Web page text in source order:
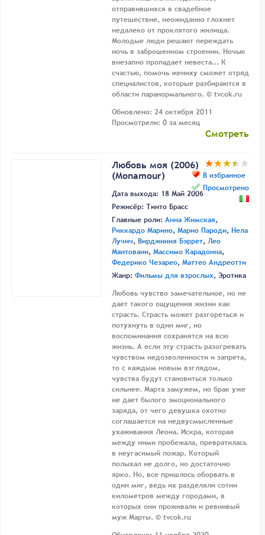
отправившихся в свадебное
путешествие, неожиданно глохнет
недалеко от проклятого жилища.
Молодые люди решают переждать
ночь в заброшенном строении. Ночью
внезапно пропадает невеста... К
счастью, помочь жениху сможет отряд
специалистов, которые разбираются в
области паранормального. © tvcok.ru
Обновлено: 24 октября 2011
Просмотрели: 0 за месяц
Смотреть
В избранное
Просмотрено
Любовь моя (2006)
(Monamour)
Дата выхода: 18 Май 2006
Режисёр: Тинто Брасс
Главные роли: Анна Жимская,
Риккардо Марино, Марио Пароди, Нела
Лучич, Вирджиния Бэррет, Лео
Мантовани, Массимо Карадонна,
Федерико Чезарео, Маттео Андреотти
Жанр: Фильмы для взрослых, Эротика
Любовь чувство замечательное, но не
дает такого ощущения жизни как
страсть. Страсть может разгореться и
потухнуть в один миг, но
воспоминания сохранятся на всю
жизнь. А если эту страсть разогревать
чувством недозволенности и запрета,
то с каждым новым взглядом,
чувства будут становиться только
сильнее. Марта замужем, но брак уже
не дает былого эмоционального
заряда, от чего девушка охотно
соглашается на недвусмысленные
ухаживания Леона. Искра, которая
между ними пробежала, превратилась
в неугасимый пожар. Который
полыхал не долго, но достаточно
ярко. Но, все пришлось оборвать в
один миг, ведь их разделяли сотни
километров между городами, в
которых они проживали и ревнивый
муж Марты. © tvcok.ru